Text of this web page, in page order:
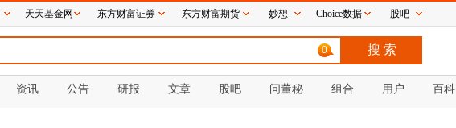
0
资讯 公告 研报 文章 股吧 问董秘 组合 用户 百科
天天基金网 东方财富证券 东方财富期货 妙想 Choice数据 股吧